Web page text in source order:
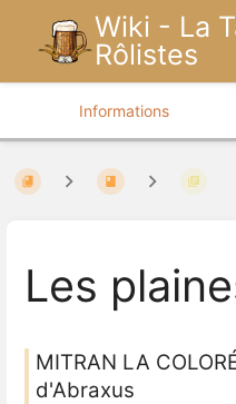
Wiki - La
Rôlistes
Informations
Les
MITRAN LA
d'Abraxus